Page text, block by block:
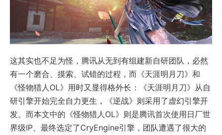
这其实也不足为怪，腾讯从无到有组建新自研团队，必然
有一个磨合、摸索、试错的过程，而《天涯明月刀》和
《怪物猎人OL》用时又显得格外长：《天涯明月刀》从自
研引擎开始完全自力更生，《逆战》则采用了虚幻引擎开
发。而本文中的《怪物猎人OL》则是腾讯首次使用日厂世
界级IP、最终选定了CryEngine引擎，团队遭遇了很大的